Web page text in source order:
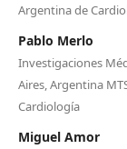
Argentina de
Pablo Merlo
Investigaciones
Aires, Argentina
Cardiología
Miguel Amor